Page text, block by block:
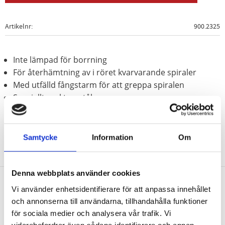
Samtycke Information Om
Denna webbplats använder cookies
Vi använder enhetsidentifierare för att anpassa innehållet
och annonserna till användarna, tillhandahålla funktioner
för sociala medier och analysera vår trafik. Vi
Artikelnr 900.2325
Inte lämpad för borrning
För återhämtning av i röret kvarvarande spiraler
Med utfälld fångstarm för att greppa spiralen
Speciellt-verktygsstål
Nyhetsbrev